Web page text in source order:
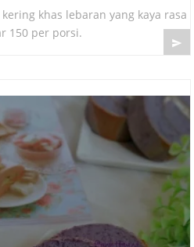
khas lebaran yang kaya rasa
150 per porsi.
